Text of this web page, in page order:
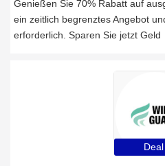
Genießen Sie 70% Rabatt auf
ein zeitlich begrenztes Angebot
erforderlich. Sparen Sie jetzt Geld
Deal